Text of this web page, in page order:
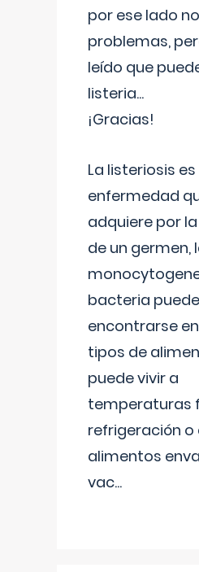
por ese lado
problemas,
leído que
listeria...
¡Gracias!
La listeriosis
enfermedad
adquiere por
de un germen,
bacteria puede
encontrarse
tipos de
puede vivir a
temperaturas
refrigeración o
alimentos
vac...